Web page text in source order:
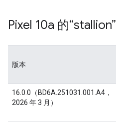
Pixel 10a 的“stallion”
版本
16.0.0（BD6A.251031.001.A4，
2026 年 3 月）